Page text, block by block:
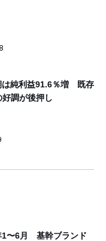
は純利益91.6％増 既存
調が後押し
1〜6月 基幹ブランド